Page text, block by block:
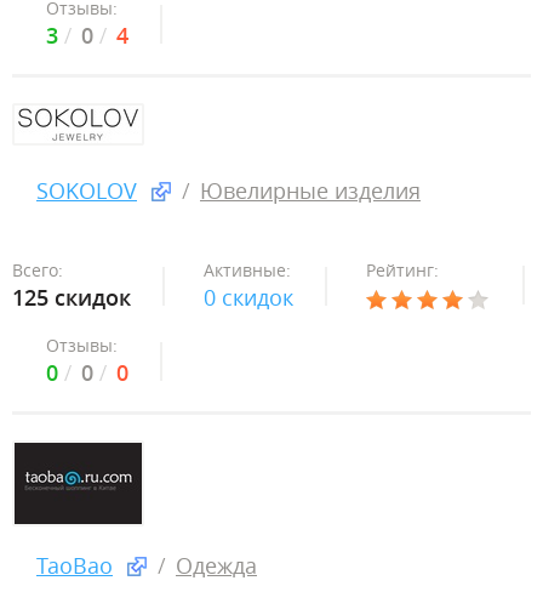
Отзывы:
3 0 4
SOKOLOV Ювелирные изделия
Всего:
125 скидок
Активные:
0 скидок
Рейтинг:
Отзывы:
0 0 0
TaoBao Одежда